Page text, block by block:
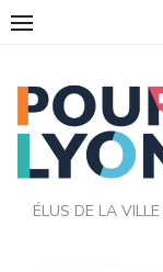
Skip
ÉLUS DE LA